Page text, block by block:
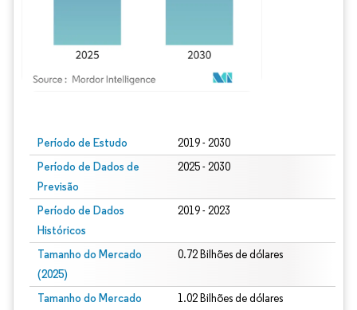
Período de Estudo 2019 - 2030
Período de Dados de
Previsão
2025 - 2030
Período de Dados
Históricos
2019 - 2023
Tamanho do Mercado
(2025)
0.72 Bilhões de dólares
Tamanho do Mercado
1.02 Bilhões de dólares